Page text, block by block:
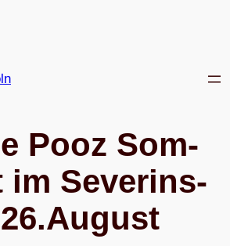
Pooz Som­
im Seve­rins­